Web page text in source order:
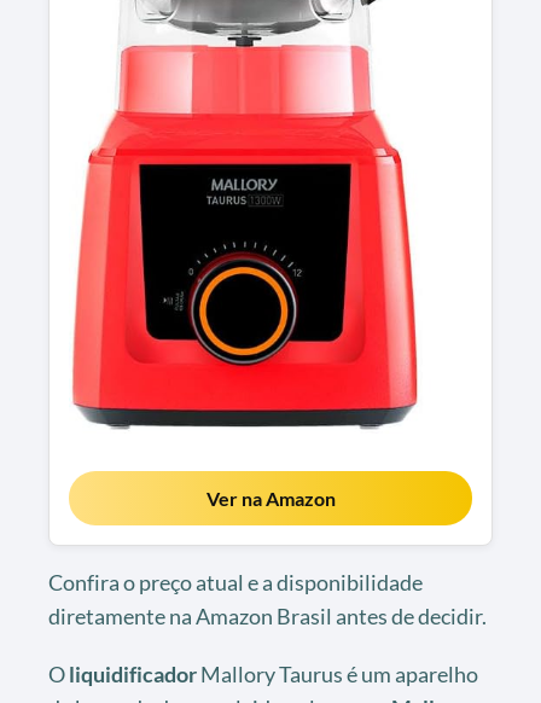
Ver na Amazon
Confira o preço atual e a disponibilidade
diretamente na Amazon Brasil antes de decidir.
OliquidificadorMallory Taurus é um aparelho